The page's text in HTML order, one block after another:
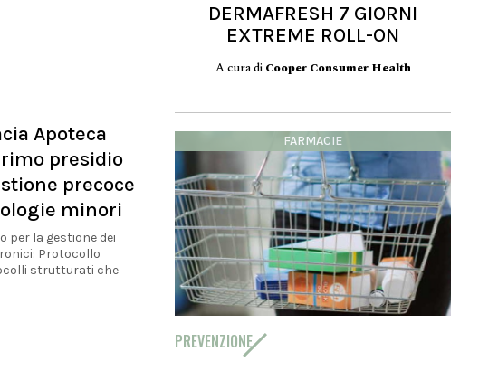
Apoteca
presidio
precoce
minori
per la gestione dei
Protocollo
strutturati che
DERMAFRESH 7 GIORNI
EXTREME ROLL-ON
A cura di Cooper Consumer Health
FARMACIE
PREVENZIONE